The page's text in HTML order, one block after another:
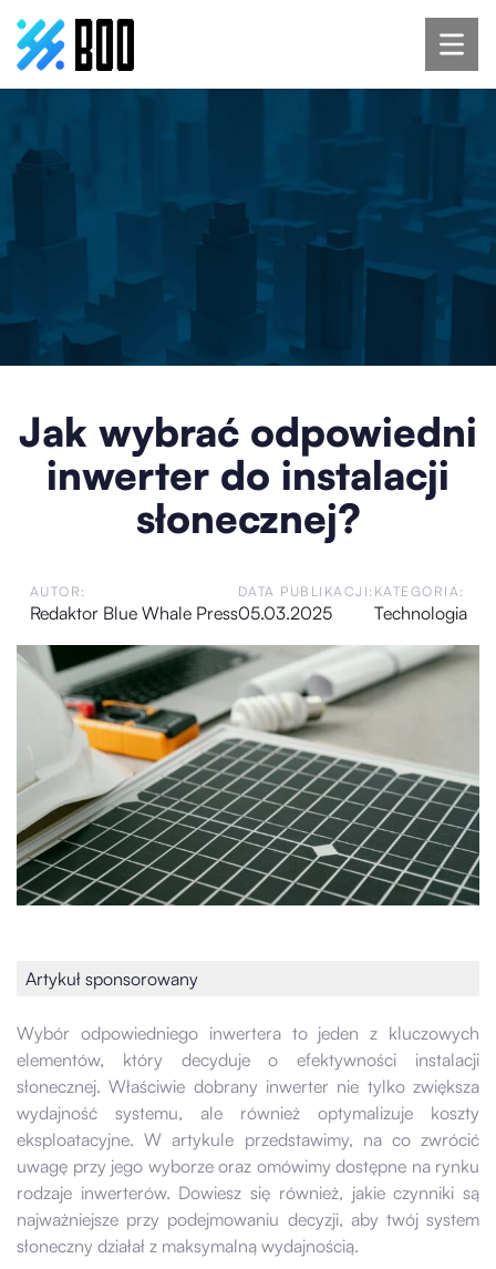
Jak wybrać odpowiedni
inwerter do instalacji
słonecznej?
AUTOR:
Redaktor Blue Whale Press
DATA PUBLIKACJI:
05.03.2025
KATEGORIA:
Technologia
Artykuł sponsorowany
Wybór odpowiedniego inwertera to jeden z kluczowych
elementów, który decyduje o efektywności instalacji
słonecznej. Właściwie dobrany inwerter nie tylko zwiększa
wydajność systemu, ale również optymalizuje koszty
eksploatacyjne. W artykule przedstawimy, na co zwrócić
uwagę przy jego wyborze oraz omówimy dostępne na rynku
rodzaje inwerterów. Dowiesz się również, jakie czynniki są
najważniejsze przy podejmowaniu decyzji, aby twój system
słoneczny działał z maksymalną wydajnością.